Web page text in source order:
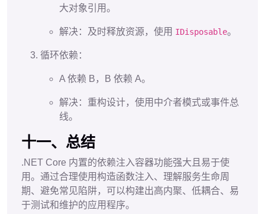
大对象引用。
解决：及时释放资源，使用 IDisposable。
循环依赖：
A 依赖 B，B 依赖 A。
解决：重构设计，使用中介者模式或事件总
线。
十一、总结
.NET Core 内置的依赖注入容器功能强大且易于使
用。通过合理使用构造函数注入、理解服务生命周
期、避免常见陷阱，可以构建出高内聚、低耦合、易
于测试和维护的应用程序。